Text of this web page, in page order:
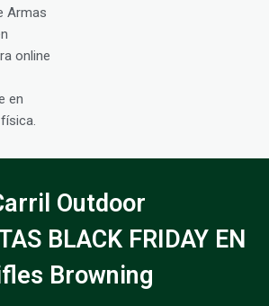
Armas
online
en
Outdoor
BLACK FRIDAY EN
Browning